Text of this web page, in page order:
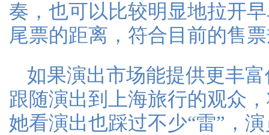
奏，也可以比较明显地拉开
尾票的距离，符合目前的售
如果演出市场能提供更丰
跟随演出到上海旅行的观众
她看演出也踩过不少“雷”，